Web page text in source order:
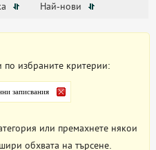
Най-нови
избраните критерии:
записвания
или премахнете някои
обхвата на търсене.